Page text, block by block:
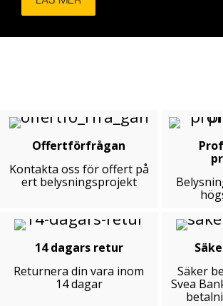
Offertförfrågan
Kontakta oss för offert på
ert belysningsprojekt
14 dagars retur
Returnera din vara inom
14 dagar
Säker
Svea